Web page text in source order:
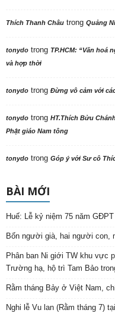
Thích Thanh Châu trong Quảng
tonydo trong TP.HCM: “Văn hoá
và hợp thời
tonydo trong Đừng vô cảm với
tonydo trong HT.Thích Bửu
Phật giáo Nam tông
tonydo trong Góp ý với Sư cô
BÀI MỚI
Huế: Lễ kỷ niệm 75 năm
Bốn người già, hai người con,
Phân ban Ni giới TW khu vực
Trường hạ, hộ trì Tam Bảo
Rằm tháng Bảy ở Việt Nam,
Nghi lễ Vu lan (Rằm tháng 7)